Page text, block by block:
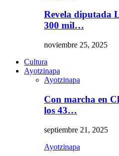
Revela diputada
300 mil…
noviembre 25, 2025
Cultura
Ayotzinapa
Ayotzinapa
Con marcha en
los 43…
septiembre 21, 2025
Ayotzinapa